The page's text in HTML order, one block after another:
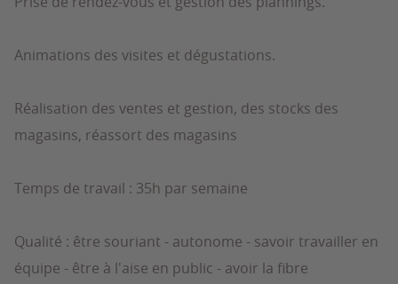
Animations des visites et dégustations.
Réalisation des ventes et gestion, des stocks des
magasins, réassort des magasins
Temps de travail : 35h par semaine
Qualité : être souriant - autonome - savoir travailler en
équipe - être à l'aise en public - avoir la fibre